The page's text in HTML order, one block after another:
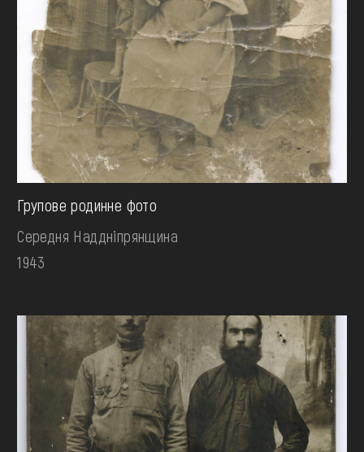
Групове родинне фото
Середня Наддніпрянщина
1943